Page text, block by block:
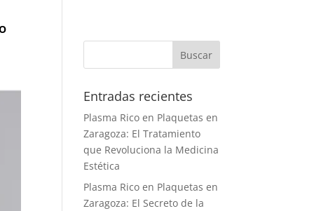
Entradas recientes
Plasma Rico en Plaquetas en
Zaragoza: El Tratamiento
que Revoluciona la Medicina
Estética
Plasma Rico en Plaquetas en
Zaragoza: El Secreto de la